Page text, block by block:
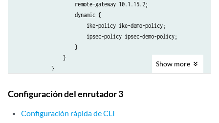
                    remote-gateway 10.1.15.2;
                    dynamic {
                        ike-policy ike-demo-policy;
                        ipsec-policy ipsec-demo-policy;
                    }
                }
            }
        }
        ike {
            proposal ike-demo-proposal {
Show more
Configuración del enrutador 3
Configuración rápida de CLI